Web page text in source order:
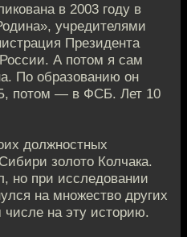
в 2003 году в
учредителями
Президента
А потом я сам
По образованию он
потом — в ФСБ. Лет 10
должностных
золото Колчака.
но при исследовании
на множество других
на эту историю.